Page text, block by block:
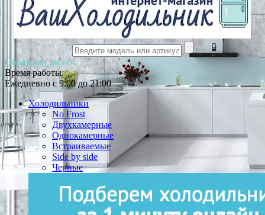
Обратный звонок
Время работы:
Ежедневно с 9:00 до 21:00
Холодильники
No Frost
Двухкамерные
Однокамерные
Встраиваемые
Side by side
Черные